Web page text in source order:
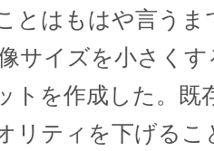
とはもはや言う
サイズを小さく
トを作成した。既
リティを下げる